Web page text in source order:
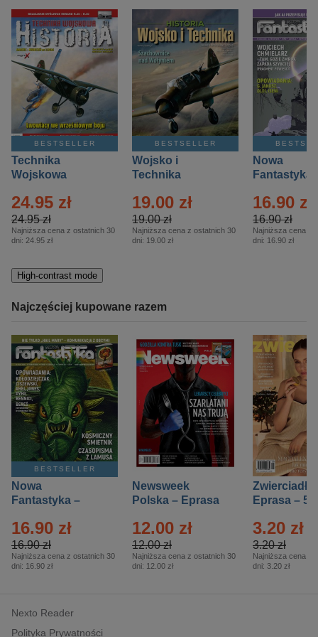
BESTSELLER
Technika
Wojskowa
– 2/2026
24.95 zł
24.95 zł
Najniższa cena z ostatnich 30
dni: 24.95 zł
BESTSELLER
Wojsko i
Technika
Specjalne –
Eprasa – 2/2026
19.00 zł
19.00 zł
Najniższa cena z ostatnich 30
dni: 19.00 zł
Nowa
Fantastyka
16.90 zł
16.90 zł
Najniższa cena z
dni: 16.90 zł
High-contrast mode
Najczęściej kupowane razem
BESTSELLER
Nowa
Fantastyka –
16.90 zł
16.90 zł
Najniższa cena z ostatnich 30
dni: 16.90 zł
Newsweek
Polska – Eprasa
12.00 zł
12.00 zł
Najniższa cena z ostatnich 30
dni: 12.00 zł
Zwierciadło
Eprasa – 5/
3.20 zł
3.20 zł
Najniższa cena z
dni: 3.20 zł
Nexto Reader
Polityka Prywatności